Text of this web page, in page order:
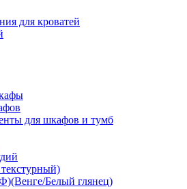
для кроватей
для шкафов и тумб
Белый глянец)